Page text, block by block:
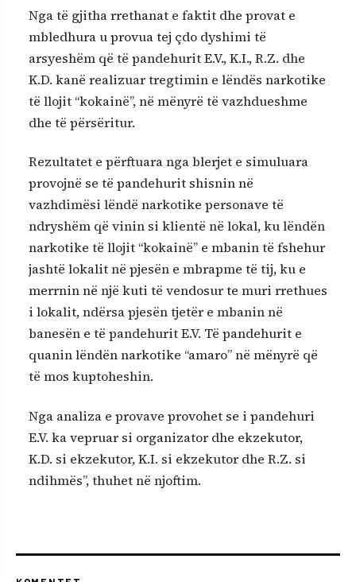
Nga të gjitha rrethanat e faktit dhe provat e
mbledhura u provua tej çdo dyshimi të
arsyeshëm që të pandehurit E.V., K.I., R.Z. dhe
K.D. kanë realizuar tregtimin e lëndës narkotike
të llojit “kokainë”, në mënyrë të vazhdueshme
dhe të përsëritur.
Rezultatet e përftuara nga blerjet e simuluara
provojnë se të pandehurit shisnin në
vazhdimësi lëndë narkotike personave të
ndryshëm që vinin si klientë në lokal, ku lëndën
narkotike të llojit “kokainë” e mbanin të fshehur
jashtë lokalit në pjesën e mbrapme të tij, ku e
merrnin në një kuti të vendosur te muri rrethues
i lokalit, ndërsa pjesën tjetër e mbanin në
banesën e të pandehurit E.V. Të pandehurit e
quanin lëndën narkotike “amaro” në mënyrë që
të mos kuptoheshin.
Nga analiza e provave provohet se i pandehuri
E.V. ka vepruar si organizator dhe ekzekutor,
K.D. si ekzekutor, K.I. si ekzekutor dhe R.Z. si
ndihmës”, thuhet në njoftim.